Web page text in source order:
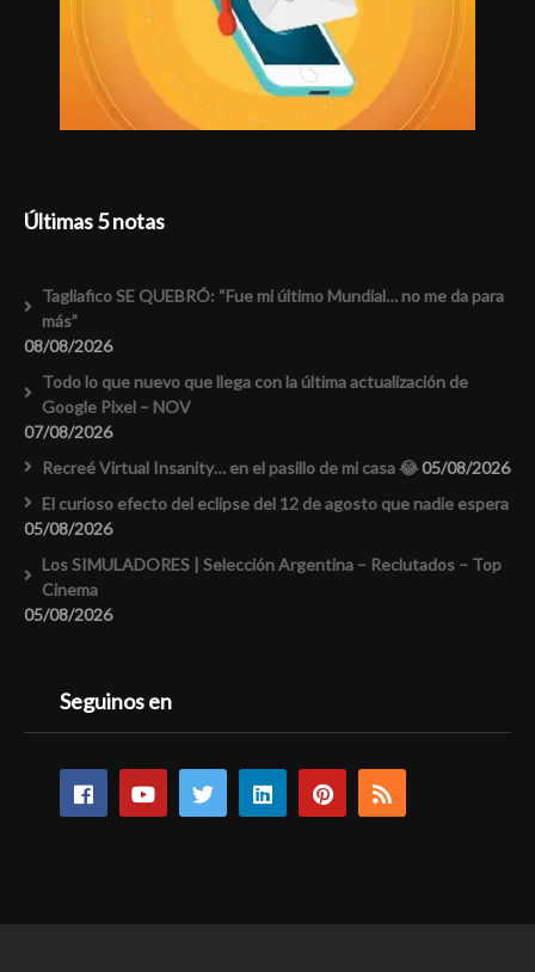
Últimas 5 notas
Tagliafico SE QUEBRÓ: “Fue mi último Mundial… no me da para
más”
08/08/2026
Todo lo que nuevo que llega con la última actualización de
Google Pixel – NOV
07/08/2026
Recreé Virtual Insanity… en el pasillo de mi casa 😂05/08/2026
El curioso efecto del eclipse del 12 de agosto que nadie espera
05/08/2026
Los SIMULADORES | Selección Argentina – Reclutados – Top
Cinema
05/08/2026
Seguinos en